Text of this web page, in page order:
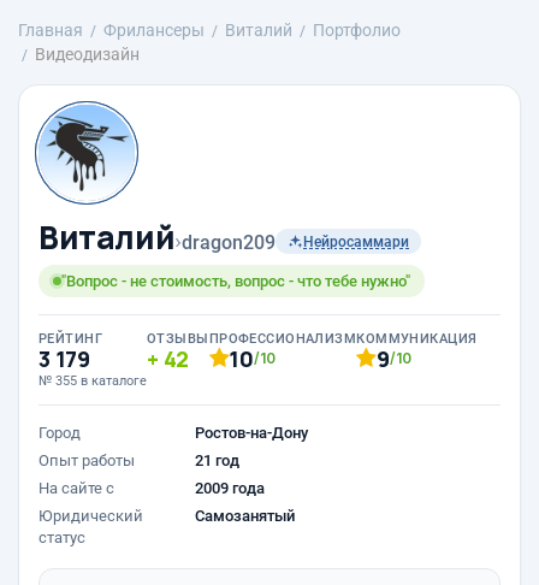
Главная Фрилансеры Виталий
Портфолио
Видеодизайн
Виталий›dragon209 Нейросаммари
"Вопрос - не стоимость, вопрос - что тебе нужно"
РЕЙТИНГ
3 179
№ 355 в каталоге
ОТЗЫВЫ
42
ПРОФЕССИОНАЛИЗМ
10/10
КОММУНИКАЦИЯ
9/10
Город
Ростов-на-Дону
Опыт работы
21 год
На сайте с
2009 года
Юридический
статус
Самозанятый